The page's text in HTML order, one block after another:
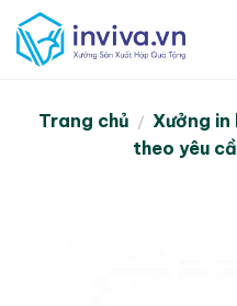
Skip
to
content
Trang chủ / Xưởng
theo yêu